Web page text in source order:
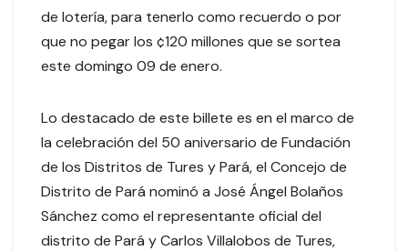
de lotería, para tenerlo como recuerdo o por
que no pegar los ¢120 millones que se sortea
este domingo 09 de enero.
Lo destacado de este billete es en el marco de
la celebración del 50 aniversario de Fundación
de los Distritos de Tures y Pará, el Concejo de
Distrito de Pará nominó a José Ángel Bolaños
Sánchez como el representante oficial del
distrito de Pará y Carlos Villalobos de Tures,